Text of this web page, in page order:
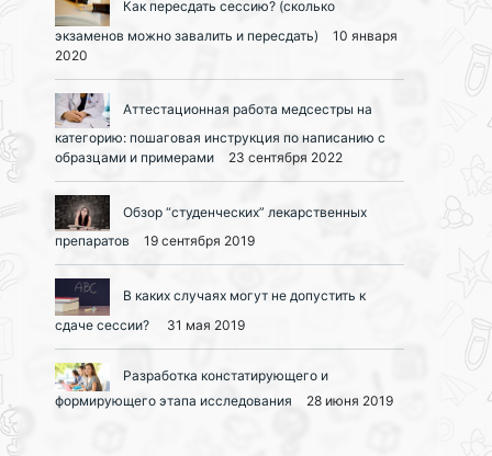
Как пересдать сессию? (сколько
экзаменов можно завалить и пересдать)
10 января
2020
Аттестационная работа медсестры на
категорию: пошаговая инструкция по написанию с
образцами и примерами
23 сентября 2022
Обзор “студенческих” лекарственных
препаратов
19 сентября 2019
В каких случаях могут не допустить к
сдаче сессии?
31 мая 2019
Разработка констатирующего и
формирующего этапа исследования
28 июня 2019